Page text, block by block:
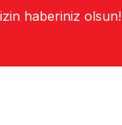
haberiniz olsun!